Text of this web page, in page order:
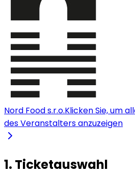
Nord Food s.r.o.Klicken Sie, um
des Veranstalters anzuzeigen
1. Ticketauswahl